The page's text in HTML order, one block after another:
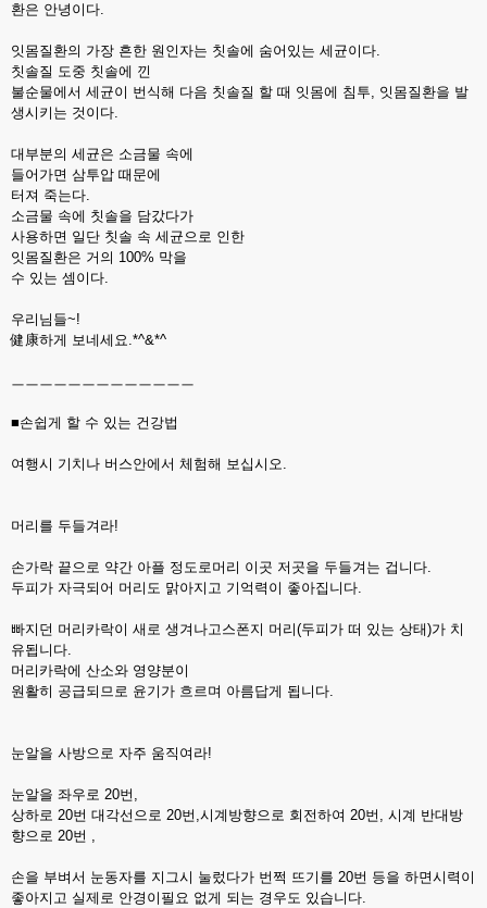
환은 안녕이다.
잇몸질환의 가장 흔한 원인자는 칫솔에 숨어있는 세균이다.
칫솔질 도중 칫솔에 낀
불순물에서 세균이 번식해 다음 칫솔질 할 때 잇몸에 침투, 잇몸질환을 발
생시키는 것이다.
대부분의 세균은 소금물 속에
들어가면 삼투압 때문에
터져 죽는다.
소금물 속에 칫솔을 담갔다가
사용하면 일단 칫솔 속 세균으로 인한
잇몸질환은 거의 100% 막을
수 있는 셈이다.
우리님들~!
健康하게 보네세요.*^&*^
ㅡㅡㅡㅡㅡㅡㅡㅡㅡㅡㅡㅡㅡ
■손쉽게 할 수 있는 건강법
여행시 기치나 버스안에서 체험해 보십시오.
머리를 두들겨라!
손가락 끝으로 약간 아플 정도로머리 이곳 저곳을 두들겨는 겁니다.
두피가 자극되어 머리도 맑아지고 기억력이 좋아집니다.
빠지던 머리카락이 새로 생겨나고스폰지 머리(두피가 떠 있는 상태)가 치
유됩니다.
머리카락에 산소와 영양분이
원활히 공급되므로 윤기가 흐르며 아름답게 됩니다.
눈알을 사방으로 자주 움직여라!
눈알을 좌우로 20번,
상하로 20번 대각선으로 20번,시계방향으로 회전하여 20번, 시계 반대방
향으로 20번 ,
손을 부벼서 눈동자를 지그시 눌렀다가 번쩍 뜨기를 20번 등을 하면시력이
좋아지고 실제로 안경이필요 없게 되는 경우도 있습니다.